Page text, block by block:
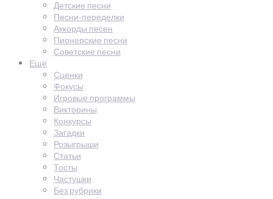
Детские песни
Песни-переделки
Аккорды песен
Пионерские песни
Советские песни
Ещё
Сценки
Фокусы
Игровые программы
Викторины
Конкурсы
Загадки
Розыгрыши
Статьи
Тосты
Частушки
Без рубрики